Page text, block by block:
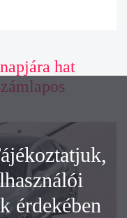
hat
érdekében